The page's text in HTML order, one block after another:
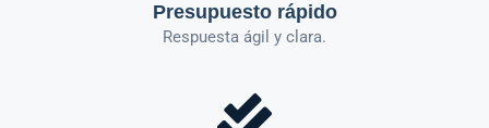
Presupuesto rápido
Respuesta ágil y clara.